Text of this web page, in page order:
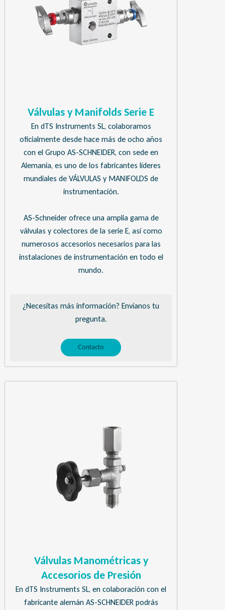
Válvulas y Manifolds Serie E
En dTS Instruments SL, colaboramos
oficialmente desde hace más de ocho años
con el Grupo AS-SCHNEIDER, con sede en
Alemania, es uno de los fabricantes líderes
mundiales de VÁLVULAS y MANIFOLDS de
instrumentación.
AS-Schneider ofrece una amplia gama de
válvulas y colectores de la serie E, así como
numerosos accesorios necesarios para las
instalaciones de instrumentación en todo el
mundo.
¿Necesitas más información? Envíanos tu
pregunta.
Contacto
Válvulas Manométricas y
Accesorios de Presión
En dTS Instruments SL, en colaboración con el
fabricante alemán AS-SCHNEIDER podrás